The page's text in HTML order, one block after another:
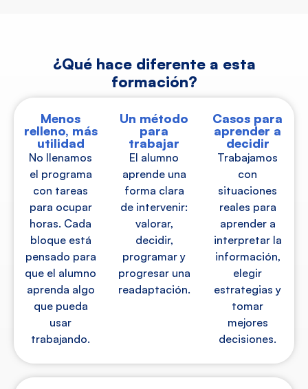
¿Qué hace diferente a esta
formación?
Menos
relleno, más
utilidad
No llenamos
el programa
con tareas
para ocupar
horas. Cada
bloque está
pensado para
que el alumno
aprenda algo
que pueda
usar
trabajando.
Un método
para
trabajar
El alumno
aprende una
forma clara
de intervenir:
valorar,
decidir,
programar y
progresar una
readaptación.
Casos para
aprender a
decidir
Trabajamos
con
situaciones
reales para
aprender a
interpretar la
información,
elegir
estrategias y
tomar
mejores
decisiones.